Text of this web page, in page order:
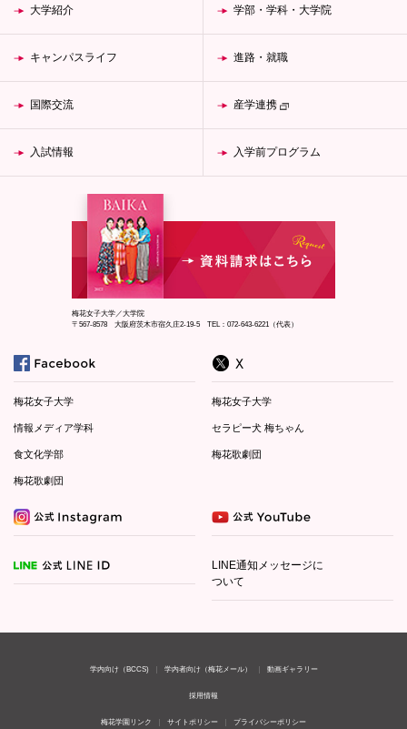
大学紹介 学部・学科・大学院
キャンパスライフ 進路・就職
国際交流 産学連携
入試情報 入学前プログラム
梅花女子大学／大学院
〒567-8578 大阪府茨木市宿久庄2-19-5 TEL：072-643-6221（代表）
梅花女子大学
情報メディア学科
食文化学部
梅花歌劇団
梅花女子大学
セラピー犬 梅ちゃん
梅花歌劇団
LINE通知メッセージに
ついて
学内向け（BCCS) 学内者向け（梅花メール） 動画ギャラリー
採用情報
梅花学園リンク サイトポリシー プライバシーポリシー